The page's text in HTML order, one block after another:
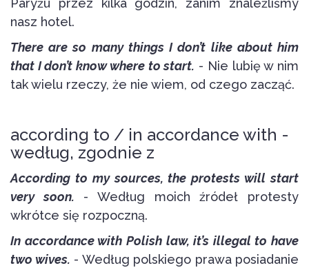
Paryżu przez kilka godzin, zanim znaleźliśmy
nasz hotel.
There are so many things I don’t like about him
that I don’t know where to start. - Nie lubię w nim
tak wielu rzeczy, że nie wiem, od czego zacząć.
according to / in accordance with -
według, zgodnie z
According to my sources, the protests will start
very soon. - Według moich źródeł protesty
wkrótce się rozpoczną.
In accordance with Polish law, it’s illegal to have
two wives. - Według polskiego prawa posiadanie